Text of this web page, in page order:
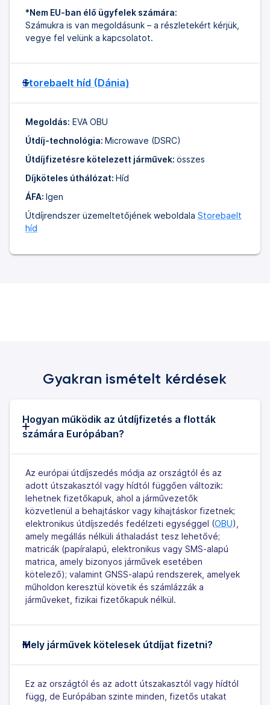
*Nem EU-ban élő ügyfelek számára:
Számukra is van megoldásunk – a részletekért kérjük,
vegye fel velünk a kapcsolatot.
Storebaelt híd (Dánia)
Megoldás: EVA OBU
Útdíj-technológia: Microwave (DSRC)
Útdíjfizetésre kötelezett járművek: összes
Díjköteles úthálózat: Híd
ÁFA: Igen
Útdíjrendszer üzemeltetőjének weboldala Storebaelt
híd
Gyakran ismételt kérdések
Hogyan működik az útdíjfizetés a flották
számára Európában?
Az európai útdíjszedés módja az országtól és az
adott útszakasztól vagy hídtól függően változik:
lehetnek fizetőkapuk, ahol a járművezetők
közvetlenül a behajtáskor vagy kihajtáskor fizetnek;
elektronikus útdíjszedés fedélzeti egységgel (OBU),
amely megállás nélküli áthaladást tesz lehetővé;
matricák (papíralapú, elektronikus vagy SMS-alapú
matrica, amely bizonyos járművek esetében
kötelező); valamint GNSS-alapú rendszerek, amelyek
műholdon keresztül követik és számlázzák a
járműveket, fizikai fizetőkapuk nélkül.
Mely járművek kötelesek útdíjat fizetni?
Ez az országtól és az adott útszakasztól vagy hídtól
függ, de Európában szinte minden, fizetős utakat